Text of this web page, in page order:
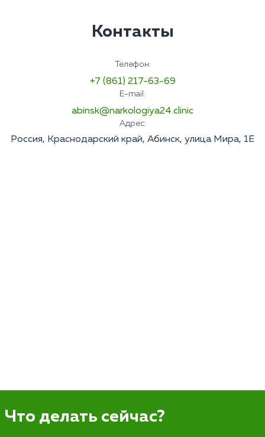
Контакты
Телефон:
+7 (861) 217-63-69
E-mail:
abinsk@narkologiya24.clinic
Адрес:
Россия, Краснодарский край, Абинск, улица Мира, 1Е
Что делать сейчас?